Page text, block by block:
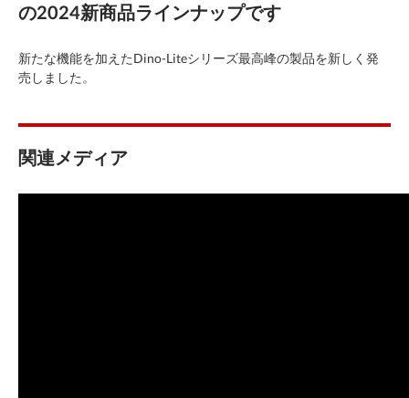
の2024新商品ラインナップです
新たな機能を加えたDino-Liteシリーズ最高峰の製品を新しく発
売しました。
関連メディア